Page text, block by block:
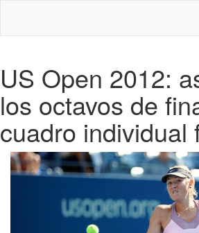
US Open 2012:
los octavos de
cuadro individual